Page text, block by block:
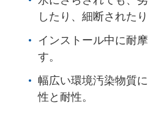
したり、細断された
インストール中に耐
す。
幅広い環境汚染物質
性と耐性。